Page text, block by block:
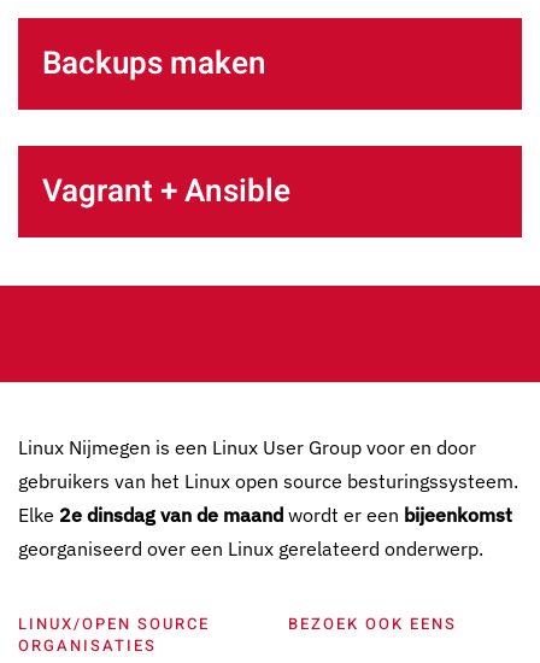
Backups maken
Vagrant + Ansible
Linux Nijmegen is een Linux User Group voor en door
gebruikers van het Linux open source besturingssysteem.
Elke 2e dinsdag van de maand wordt er een bijeenkomst
georganiseerd over een Linux gerelateerd onderwerp.
LINUX/OPEN SOURCE
ORGANISATIES
BEZOEK OOK EENS